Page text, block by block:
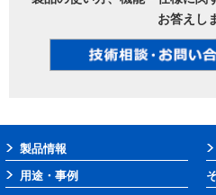
お答えし
製品情報
用途・事例